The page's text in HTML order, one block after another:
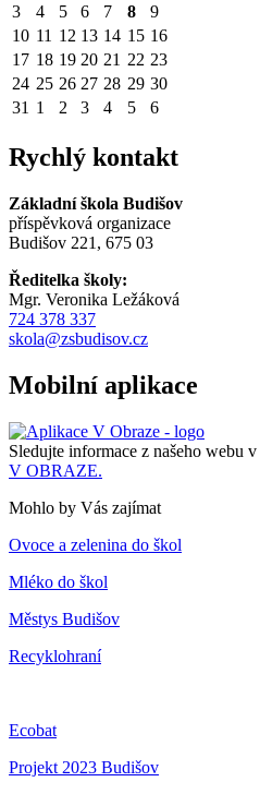
3
4 5 6 7 8
9
10 11 12 13 14 15 16
17 18 19 20 21 22 23
24 25 26 27 28 29 30
31 1 2 3 4 5 6
Rychlý kontakt
Základní škola Budišov
příspěvková organizace
Budišov 221, 675 03
Ředitelka školy:
Mgr. Veronika Ležáková
724 378 337
skola@zsbudisov.cz
Mobilní aplikace
Sledujte informace z našeho webu v
V OBRAZE.
Mohlo by Vás zajímat
Ovoce a zelenina do škol
Mléko do škol
Městys Budišov
Recyklohraní
Ecobat
Projekt 2023 Budišov